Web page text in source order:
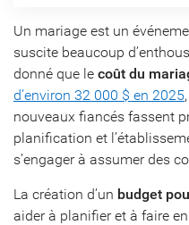
Un mariage est un
suscite beaucoup
donné que le coût du
d’environ 32 000 $ en 2025
nouveaux fiancés fassent
planification et
s’engager à assumer des
La création d’un budget
aider à planifier et à faire